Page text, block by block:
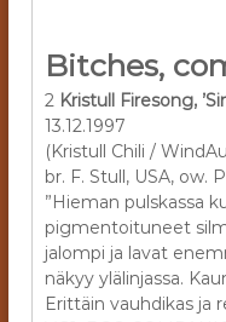
Bitches,
2 Kristull Firesong,
13.12.1997
(Kristull Chili /
br. F. Stull, USA, ow.
”Hieman pulskassa
pigmentoituneet
jalompi ja lavat
näkyy ylälinjassa.
Erittäin vauhdikas ja